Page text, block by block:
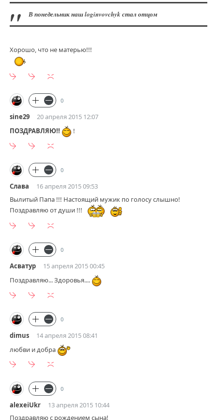
В понедельник наш loginvovchyk стал отцом
Хорошо, что не матерью!!!
0
sine29
20 апреля 2015 12:07
ПОЗДРАВЛЯЮ!!
!
0
Слава
16 апреля 2015 09:53
Вылитый Папа !!! Настоящий мужик по голосу слышно!
Поздравляю от души !!!
0
Асватур
15 апреля 2015 00:45
Поздравляю... Здоровья....
0
dimus
14 апреля 2015 08:41
любви и добра
0
alexeiUkr
13 апреля 2015 10:44
Поздравляю с рождением сына!